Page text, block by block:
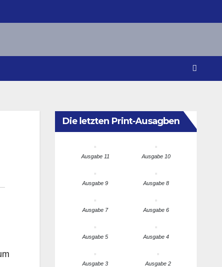
Die letzten Print-Ausagben
Ausgabe 11 Ausgabe 10
Ausgabe 9 Ausgabe 8
Ausgabe 7 Ausgabe 6
Ausgabe 5 Ausgabe 4
Ausgabe 3 Ausgabe 2